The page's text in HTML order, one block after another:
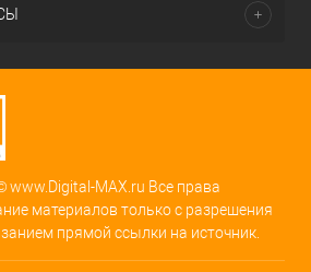
www.Digital-MAX.ru Все права
материалов только с разрешения
прямой ссылки на источник.